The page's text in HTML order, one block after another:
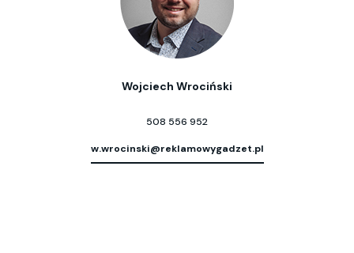
Wojciech Wrociński
508 556 952
w.wrocinski@reklamowygadzet.pl